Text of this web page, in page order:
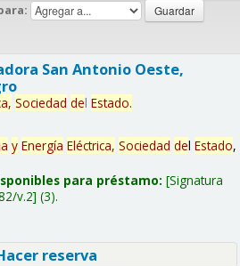
San Antonio Oeste,
Sociedad del Estado.
y Energía Eléctrica, Sociedad del Estado,
para préstamo: Signatura
v.2 (3).
reserva